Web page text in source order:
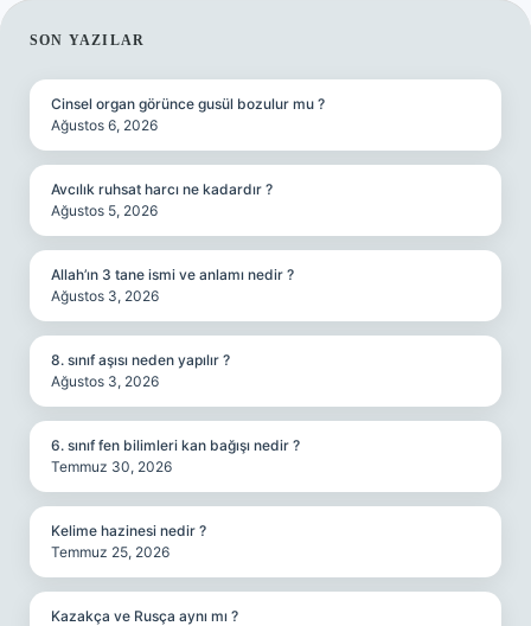
SIDEBAR
SON YAZILAR
Cinsel organ görünce gusül bozulur mu ?
Ağustos 6, 2026
Avcılık ruhsat harcı ne kadardır ?
Ağustos 5, 2026
Allah’ın 3 tane ismi ve anlamı nedir ?
Ağustos 3, 2026
8. sınıf aşısı neden yapılır ?
Ağustos 3, 2026
6. sınıf fen bilimleri kan bağışı nedir ?
Temmuz 30, 2026
Kelime hazinesi nedir ?
Temmuz 25, 2026
Kazakça ve Rusça aynı mı ?